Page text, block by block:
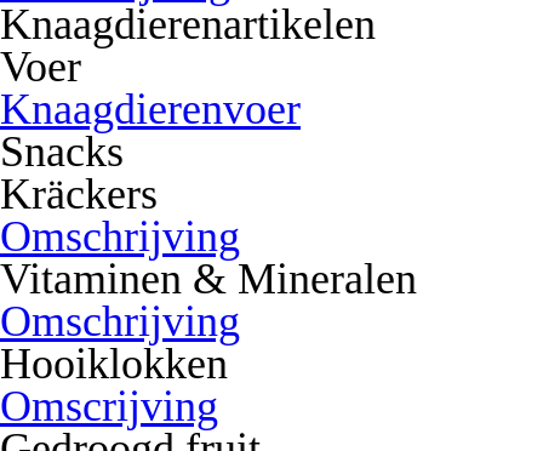
Knaagdierenartikelen
Voer
Knaagdierenvoer
Snacks
Kräckers
Omschrijving
Vitaminen & Mineralen
Omschrijving
Hooiklokken
Omscrijving